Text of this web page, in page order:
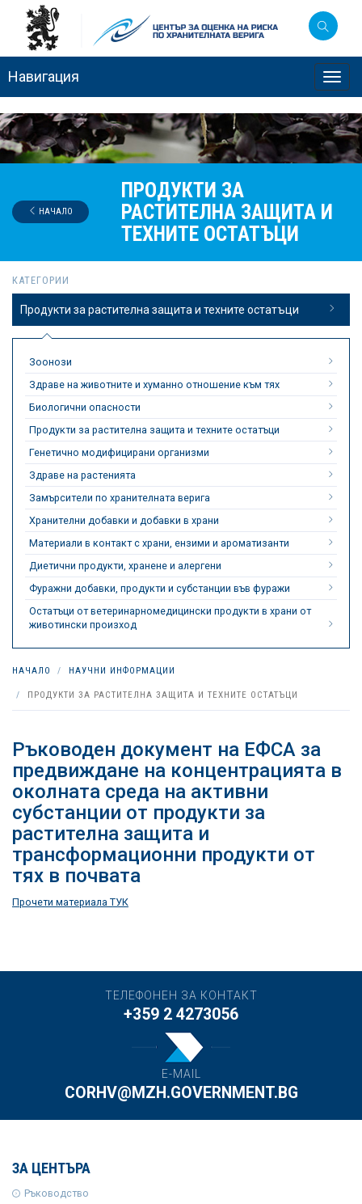
Навигация
ПРОДУКТИ ЗА
РАСТИТЕЛНА ЗАЩИТА И
ТЕХНИТЕ ОСТАТЪЦИ
НАЧАЛО
КАТЕГОРИИ
Продукти за растителна защита и техните остатъци
Зоонози
Здраве на животните и хуманно отношение към тях
Биологични опасности
Продукти за растителна защита и техните остатъци
Генетично модифицирани организми
Здраве на растенията
Замърсители по хранителната верига
Хранителни добавки и добавки в храни
Материали в контакт с храни, ензими и ароматизанти
Диетични продукти, хранене и алергени
Фуражни добавки, продукти и субстанции във фуражи
Остатъци от ветеринарномедицински продукти в храни от
животински произход
НАЧАЛО НАУЧНИ ИНФОРМАЦИИ
ПРОДУКТИ ЗА РАСТИТЕЛНА ЗАЩИТА И ТЕХНИТЕ ОСТАТЪЦИ
Ръководен документ на ЕФСА за
предвиждане на концентрацията в
околната среда на активни
субстанции от продукти за
растителна защита и
трансформационни продукти от
тях в почвата
Прочети материала ТУК
ТЕЛЕФОНЕН ЗА КОНТАКТ
+359 2 4273056
E-MAIL
CORHV@MZH.GOVERNMENT.BG
ЗА ЦЕНТЪРА
Ръководство